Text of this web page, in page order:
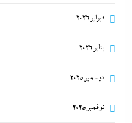
فبراير 2026
يناير 2026
ديسمبر 2025
نوفمبر 2025